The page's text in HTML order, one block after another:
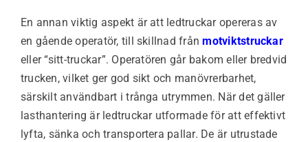
En annan viktig aspekt är att ledtruckar opereras av
en gående operatör, till skillnad frånmotviktstruckar
eller “sitt-truckar”. Operatören går bakom eller bredvid
trucken, vilket ger god sikt och manövrerbarhet,
särskilt användbart i trånga utrymmen. När det gäller
lasthantering är ledtruckar utformade för att effektivt
lyfta, sänka och transportera pallar. De är utrustade